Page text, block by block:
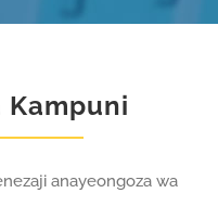
Kampuni
anayeongoza wa